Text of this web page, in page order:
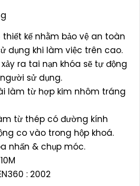
kế nhằm bảo vệ an toàn
dụng khi làm việc trên cao.
ra tai nạn khóa sẽ tự động
sử dụng.
làm từ hợp kim nhôm tráng
từ thép có đường kính
co vào trong hộp khoá.
nhấn & chụp móc.
: 2002